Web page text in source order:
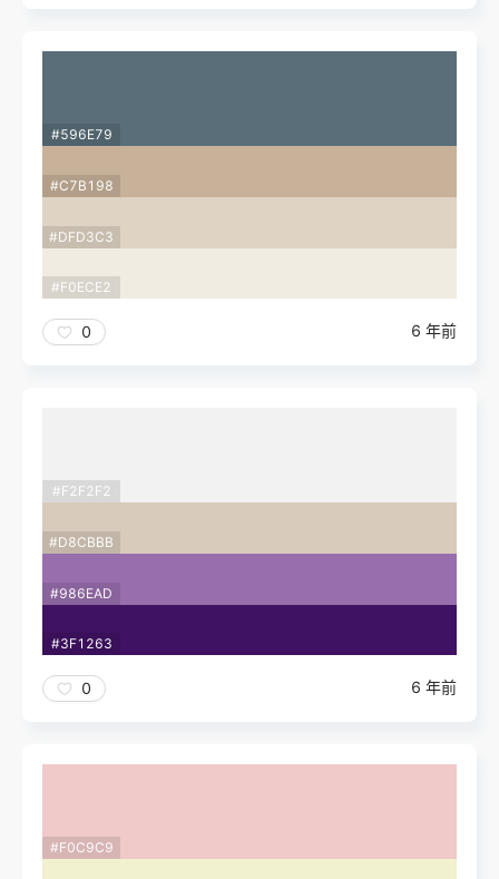
#596E79
#C7B198
#DFD3C3
#F0ECE2
0 6 年前
#F2F2F2
#D8CBBB
#986EAD
#3F1263
0 6 年前
#F0C9C9